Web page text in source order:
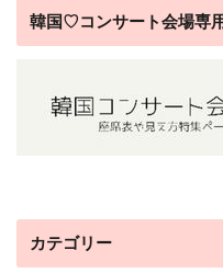
韓国♡コンサート会場専
カテゴリー